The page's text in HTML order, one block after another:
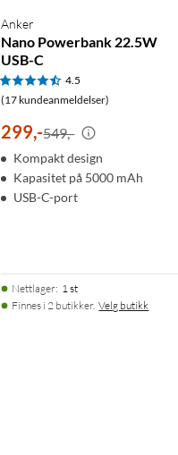
Anker
Nano Powerbank 22.5W
USB-C
4.5
(17 kundeanmeldelser)
299,-549,-
Kompakt design
Kapasitet på 5000 mAh
USB-C-port
Nettlager: 1 st
Finnes i 2 butikker. Velg butikk